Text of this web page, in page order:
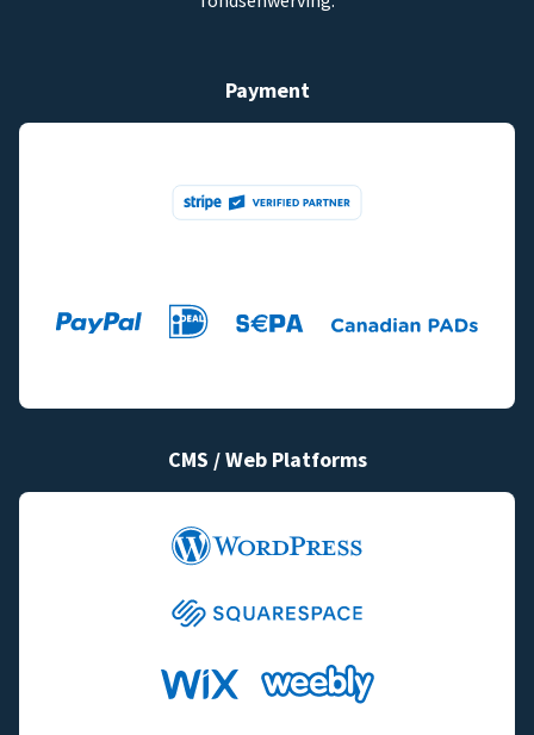
Payment
CMS / Web Platforms